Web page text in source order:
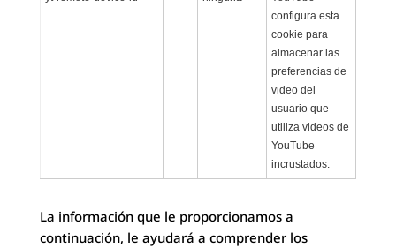
configura esta
cookie para
almacenar las
preferencias de
video del
usuario que
utiliza videos de
YouTube
incrustados.
La información que le proporcionamos a
continuación, le ayudará a comprender los